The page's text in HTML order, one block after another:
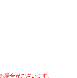
合がございます。